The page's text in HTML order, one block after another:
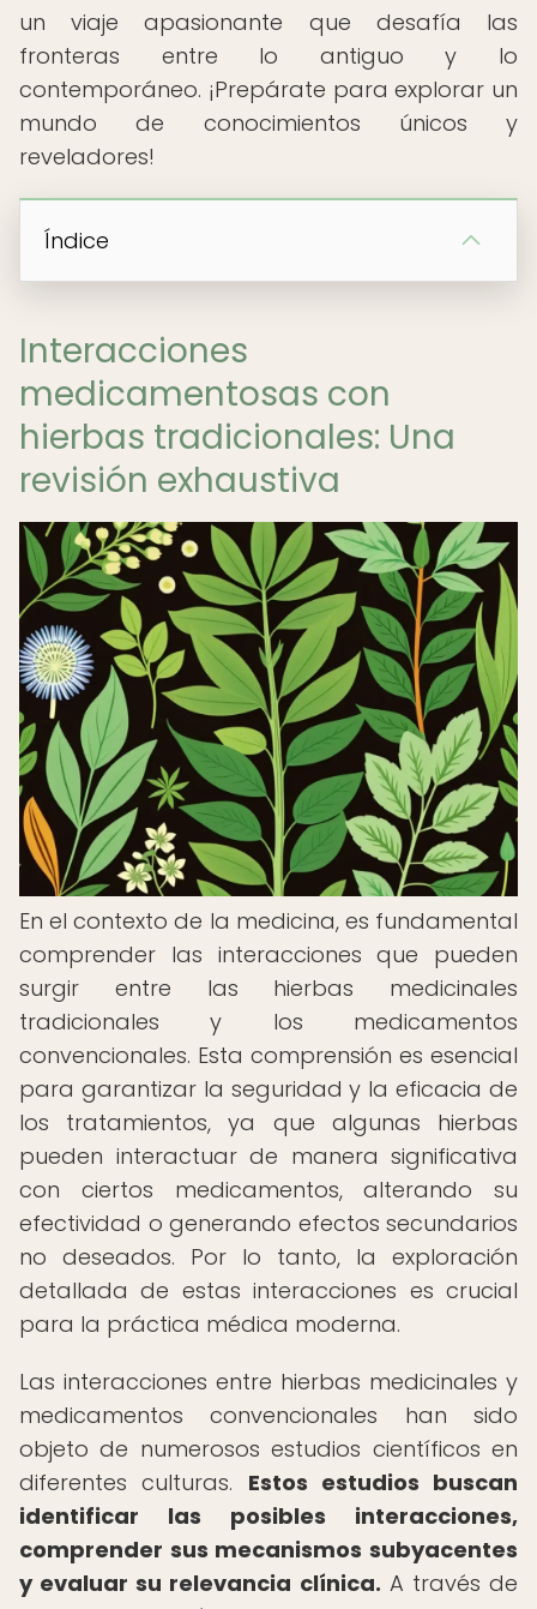
un viaje apasionante que desafía las
fronteras entre lo antiguo y lo
contemporáneo. ¡Prepárate para explorar un
mundo de conocimientos únicos y
reveladores!
Índice
Interacciones
medicamentosas con
hierbas tradicionales: Una
revisión exhaustiva
En el contexto de la medicina, es fundamental
comprender las interacciones que pueden
surgir entre las hierbas medicinales
tradicionales y los medicamentos
convencionales. Esta comprensión es esencial
para garantizar la seguridad y la eficacia de
los tratamientos, ya que algunas hierbas
pueden interactuar de manera significativa
con ciertos medicamentos, alterando su
efectividad o generando efectos secundarios
no deseados. Por lo tanto, la exploración
detallada de estas interacciones es crucial
para la práctica médica moderna.
Las interacciones entre hierbas medicinales y
medicamentos convencionales han sido
objeto de numerosos estudios científicos en
diferentes culturas. Estos estudios buscan
identificar las posibles interacciones,
comprender sus mecanismos subyacentes
y evaluar su relevancia clínica. A través de